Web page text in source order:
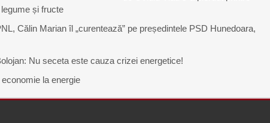
și fructe
Călin Marian îl „curentează” pe președintele PSD Hunedoara,
Nu seceta este cauza crizei energetice!
la energie